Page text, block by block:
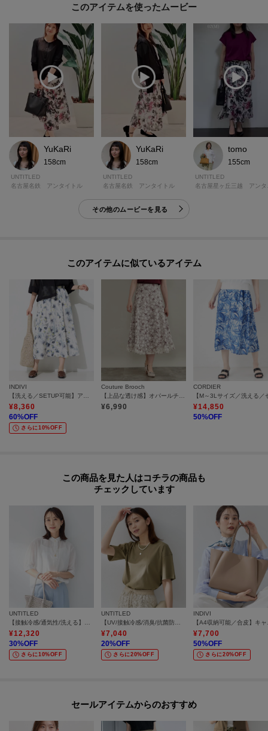
このアイテムを使ったムービー
YuKaRi
158cm
UNTITLED
名古屋名鉄 アンタイトル
YuKaRi
158cm
UNTITLED
名古屋名鉄 アンタイトル
tomo
155cm
UNTITLED
その他のムービーを見る
このアイテムに似ているアイテム
INDIVI
¥8,360
60%OFF
さらに10%OFF
Couture Brooch
¥6,990
CORDIER
¥14,850
50%OFF
この商品を見た人はコチラの商品も
チェックしています
UNTITLED
¥12,320
30%OFF
さらに10%OFF
UNTITLED
¥7,040
20%OFF
さらに20%OFF
INDIVI
¥7,700
50%OFF
さらに20%OFF
セールアイテムからのおすすめ